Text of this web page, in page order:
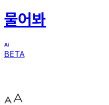
물어봐
BETA